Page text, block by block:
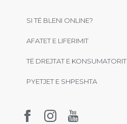
SI TË BLENI ONLINE?
AFATET E LIFERIMIT
TË DREJTAT E KONSUMATORIT
PYETJET E SHPESHTA